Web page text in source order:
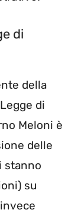
di
della
di
Meloni è
delle
stanno
su